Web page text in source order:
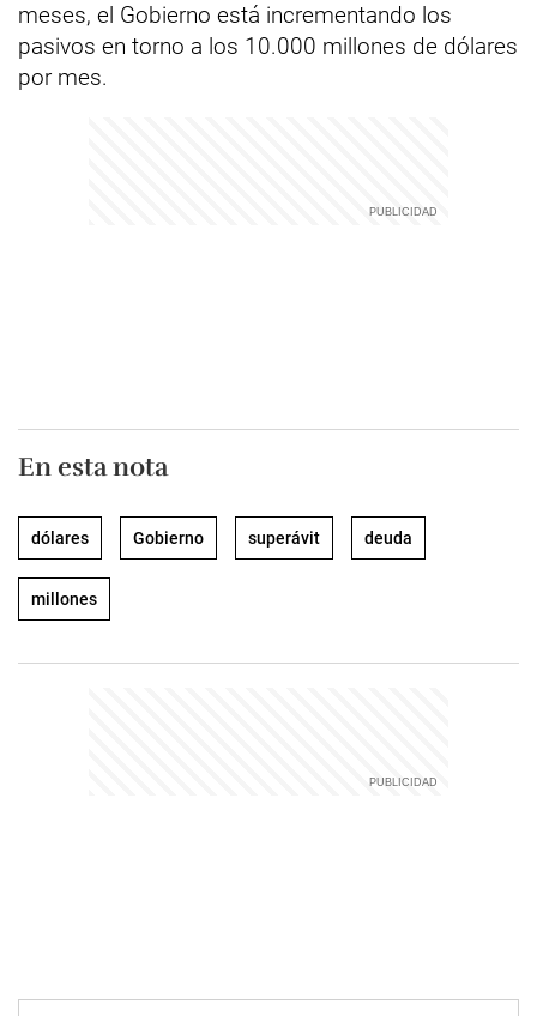
meses, el Gobierno está incrementando los
pasivos en torno a los 10.000 millones de dólares
por mes.
En esta nota
dólares Gobierno superávit deuda
millones